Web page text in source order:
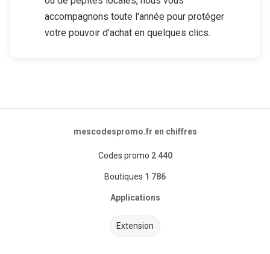
accompagnons toute l'année pour protéger
votre pouvoir d'achat en quelques clics.
mescodespromo.fr en chiffres
Codes promo 2 440
Boutiques 1 786
Applications
Extension